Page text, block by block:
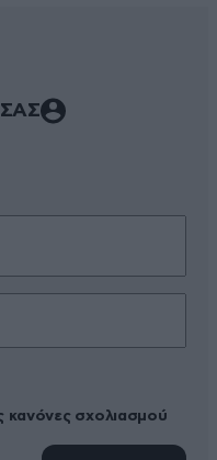
κανόνες σχολιασμού